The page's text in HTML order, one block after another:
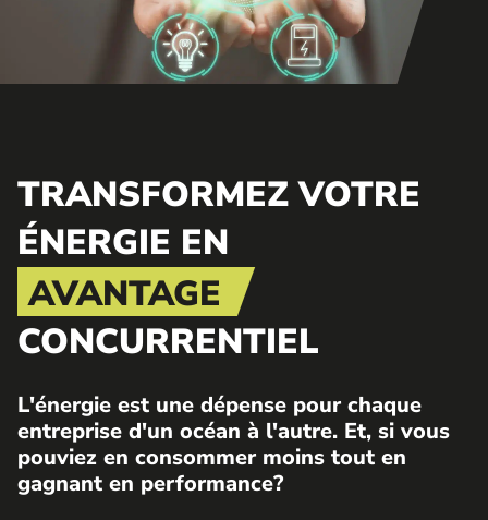
TRANSFORMEZ VOTRE
ÉNERGIE EN
AVANTAGE
CONCURRENTIEL
L'énergie est une dépense pour chaque
entreprise d'un océan à l'autre. Et, si vous
pouviez en consommer moins tout en
gagnant en performance?